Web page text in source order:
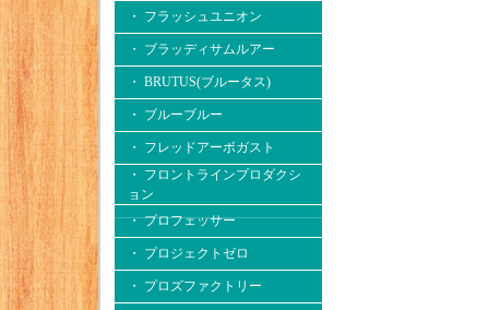
・ フラッシュユニオン
・ ブラッディサムルアー
・ BRUTUS(ブルータス)
・ ブルーブルー
・ フレッドアーボガスト
・ フロントラインプロダクシ
ョン
・ プロフェッサー
・ プロジェクトゼロ
・ プロズファクトリー